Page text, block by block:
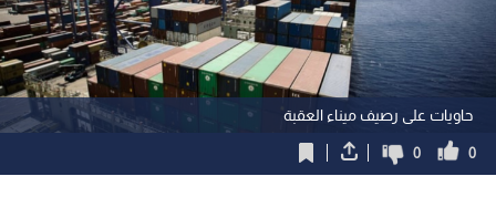
حاويات على رصيف ميناء العقبة
0
0